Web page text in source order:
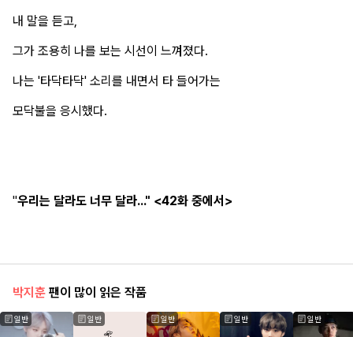
내 말을 듣고,
그가 조용히 나를 보는 시선이 느껴졌다.
나는 '타닥타닥' 소리를 내면서 타 들어가는
모닥불을 응시했다.
"우리는 달라도 너무 달라..." <42화 중에서>
박지훈 팬이 많이 읽은 작품
일반 일반 일반 일반 일반